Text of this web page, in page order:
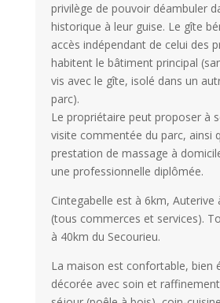
privilège de pouvoir déambuler
historique à leur guise. Le gîte
accès indépendant de celui des
habitent le bâtiment principal
vis avec le gîte, isolé dans un
parc).
Le propriétaire peut proposer à
visite commentée du parc, ainsi
prestation de massage à
une professionnelle diplômée.
Cintegabelle est à 6km, Auterive
(tous commerces et services).
à 40km du Secourieu.
La maison est confortable, bien
décorée avec soin et